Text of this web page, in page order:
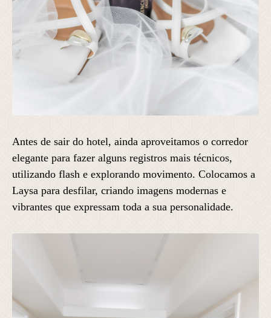
Antes de sair do hotel, ainda aproveitamos o corredor
elegante para fazer alguns registros mais técnicos,
utilizando flash e explorando movimento. Colocamos a
Laysa para desfilar, criando imagens modernas e
vibrantes que expressam toda a sua personalidade.